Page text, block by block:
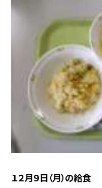
１２月９日（月）の給食